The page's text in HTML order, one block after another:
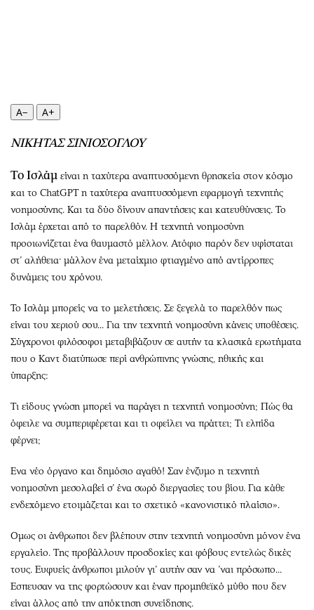
Παράξενα
Σινεμά
Μουσική
Εικαστικά
Βιβλίο
Χειρόγραφα
Προσφορές
Προσωπικότητες στην ''Κ''
Επιστολές
A− A+
ΝΙΚΗΤΑΣ ΣΙΝΙΟΣΟΓΛΟΥ
Το Ισλάμ είναι η ταχύτερα αναπτυσσόμενη θρησκεία στον κόσμο
και το ChatGPT η ταχύτερα αναπτυσσόμενη εφαρμογή τεχνητής
νοημοσύνης. Και τα δύο δίνουν απαντήσεις και κατευθύνσεις. Το
Ισλάμ έρχεται από το παρελθόν. Η τεχνητή νοημοσύνη
προοιωνίζεται ένα θαυμαστό μέλλον. Ατόφιο παρόν δεν υφίσταται
στ’ αλήθεια· μάλλον ένα μεταίχμιο φτιαγμένο από αντίρροπες
δυνάμεις του χρόνου.
Το Ισλάμ μπορείς να το μελετήσεις. Σε ξεγελά το παρελθόν πως
είναι του χεριού σου... Για την τεχνητή νοημοσύνη κάνεις υποθέσεις.
Σύγχρονοι φιλόσοφοι μεταβιβάζουν σε αυτήν τα κλασικά ερωτήματα
που ο Καντ διατύπωσε περί ανθρώπινης γνώσης, ηθικής και
ύπαρξης:
Τι είδους γνώση μπορεί να παράγει η τεχνητή νοημοσύνη; Πώς θα
όφειλε να συμπεριφέρεται και τι οφείλει να πράττει; Τι ελπίδα
φέρνει;
Ενα νέο όργανο και δημόσιο αγαθό! Σαν ένζυμο η τεχνητή
νοημοσύνη μεσολαβεί σ’ ένα σωρό διεργασίες του βίου. Για κάθε
ενδεχόμενο ετοιμάζεται και το σχετικό «κανονιστικό πλαίσιο».
Ομως οι άνθρωποι δεν βλέπουν στην τεχνητή νοημοσύνη μόνον ένα
εργαλείο. Της προβάλλουν προσδοκίες και φόβους εντελώς δικές
τους. Ευφυείς άνθρωποι μιλούν γι’ αυτήν σαν να ’ναι πρόσωπο...
Εσπευσαν να της φορτώσουν και έναν προμηθεϊκό μύθο που δεν
είναι άλλος από την απόκτηση συνείδησης.